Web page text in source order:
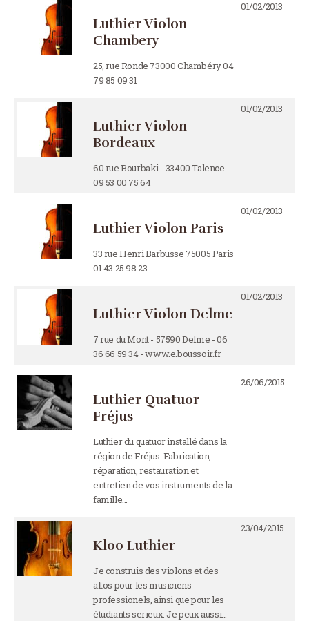
Luthier Violon
Chambery
25, rue Ronde 73000 Chambéry 04
79 85 09 31
01/02/2013
Luthier Violon
Bordeaux
60 rue Bourbaki - 33400 Talence
09 53 00 75 64
01/02/2013
Luthier Violon Paris
33 rue Henri Barbusse 75005 Paris
01 43 25 98 23
01/02/2013
Luthier Violon Delme
7 rue du Mont - 57590 Delme - 06
36 66 59 34 - www.e.boussoir.fr
01/02/2013
Luthier Quatuor
Fréjus
Luthier du quatuor installé dans la
région de Fréjus. Fabrication,
réparation, restauration et
entretien de vos instruments de la
famille…
26/06/2015
Kloo Luthier
Je construis des violons et des
altos pour les musiciens
professionels, ainsi que pour les
étudiants serieux. Je peux aussi…
23/04/2015